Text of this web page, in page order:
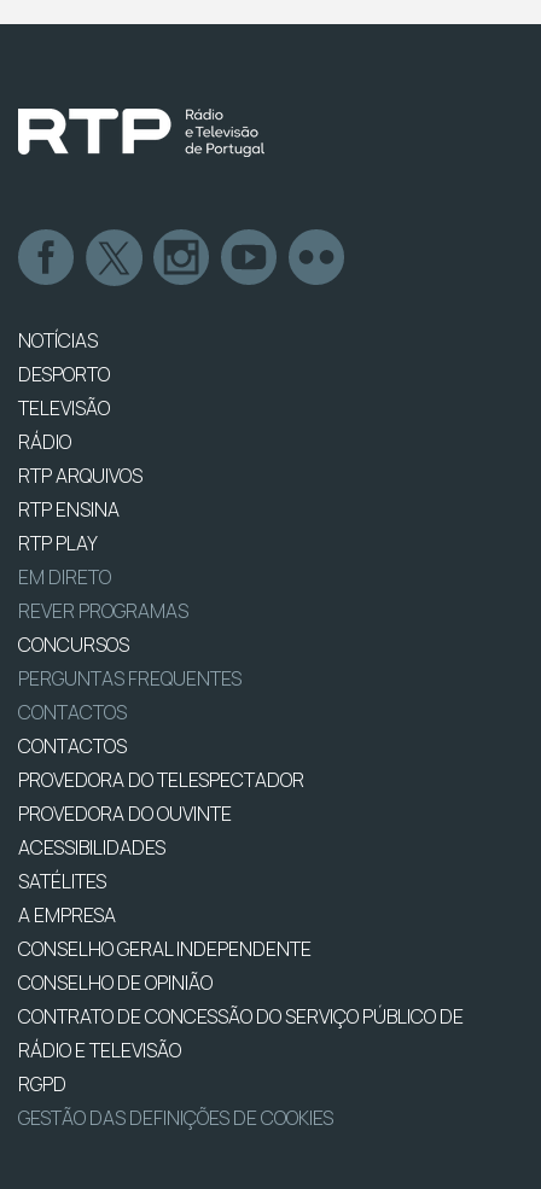
NOTÍCIAS
DESPORTO
TELEVISÃO
RÁDIO
RTP ARQUIVOS
RTP ENSINA
RTP PLAY
EM DIRETO
REVER PROGRAMAS
CONCURSOS
PERGUNTAS FREQUENTES
CONTACTOS
CONTACTOS
PROVEDORA DO TELESPECTADOR
PROVEDORA DO OUVINTE
ACESSIBILIDADES
SATÉLITES
A EMPRESA
CONSELHO GERAL INDEPENDENTE
CONSELHO DE OPINIÃO
CONTRATO DE CONCESSÃO DO SERVIÇO PÚBLICO DE
RÁDIO E TELEVISÃO
RGPD
GESTÃO DAS DEFINIÇÕES DE COOKIES